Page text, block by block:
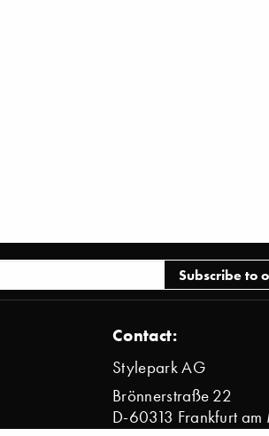
Contact:
Stylepark AG
Brönnerstraße 22
D-60313 Frankfurt am